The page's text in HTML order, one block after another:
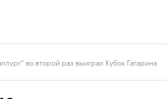
во второй раз выиграл Кубок Гагарина